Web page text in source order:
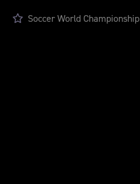
Soccer World Championship